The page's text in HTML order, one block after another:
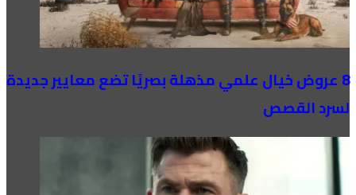
8 عروض خيال علمي مذهلة بصريًا تضع معايير جديدة
لسرد القصص